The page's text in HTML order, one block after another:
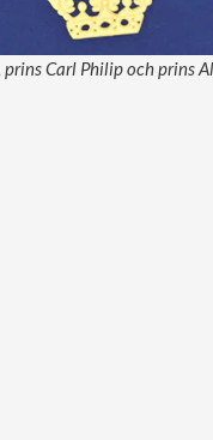
prins Carl Philip och prins